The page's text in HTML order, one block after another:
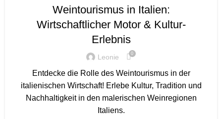
Weintourismus in Italien:
Wirtschaftlicher Motor & Kultur-
Erlebnis
Leonie 0
Entdecke die Rolle des Weintourismus in der
italienischen Wirtschaft! Erlebe Kultur, Tradition und
Nachhaltigkeit in den malerischen Weinregionen
Italiens.